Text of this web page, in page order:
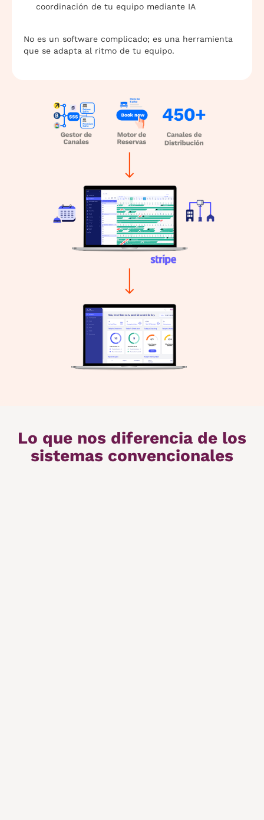
coordinación de tu equipo mediante IA
No es un software complicado; es una herramienta
que se adapta al ritmo de tu equipo.
Lo que nos diferencia de los
sistemas convencionales